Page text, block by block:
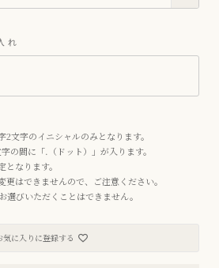
れ
文字のイニシャルのみとなります。
に「.（ドット）」が入ります。
なります。
はできませんので、ご注意ください。
びいただくことはできません。
気に入りに登録する